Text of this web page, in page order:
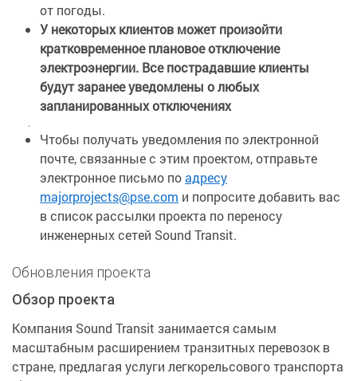
от погоды.
У некоторых клиентов может произойти
кратковременное плановое отключение
электроэнергии. Все пострадавшие клиенты
будут заранее уведомлены о любых
запланированных отключениях
.
Чтобы получать уведомления по электронной
почте, связанные с этим проектом, отправьте
электронное письмо поадресу
majorprojects@pse.com и попросите добавить вас
в список рассылки проекта по переносу
инженерных сетей Sound Transit.
Обновления проекта
Обзор проекта
Компания Sound Transit занимается самым
масштабным расширением транзитных перевозок в
стране, предлагая услуги легкорельсового транспорта